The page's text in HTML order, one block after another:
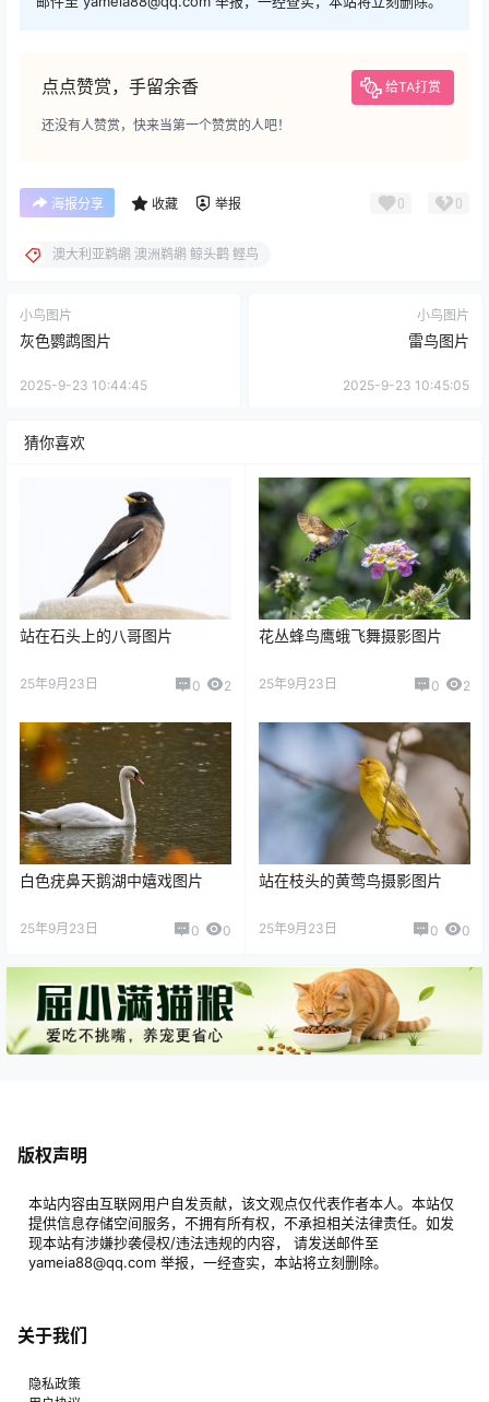
点点赞赏，手留余香 给TA打赏
还没有人赞赏，快来当第一个赞赏的人吧！
海报分享 收藏 举报 0 0
澳大利亚鹈鹕 澳洲鹈鹕 鲸头鹳 鲣鸟
小鸟图片
灰色鹦鹉图片
2025-9-23 10:44:45
小鸟图片
雷鸟图片
2025-9-23 10:45:05
猜你喜欢
站在石头上的八哥图片
25年9月23日 0 2
花丛蜂鸟鹰蛾飞舞摄影图片
25年9月23日 0 2
白色疣鼻天鹅湖中嬉戏图片
25年9月23日 0 0
站在枝头的黄莺鸟摄影图片
25年9月23日 0 0
版权声明
本站内容由互联网用户自发贡献，该文观点仅代表作者本人。本站仅
提供信息存储空间服务，不拥有所有权，不承担相关法律责任。如发
现本站有涉嫌抄袭侵权/违法违规的内容， 请发送邮件至
yameia88@qq.com 举报，一经查实，本站将立刻删除。
关于我们
隐私政策